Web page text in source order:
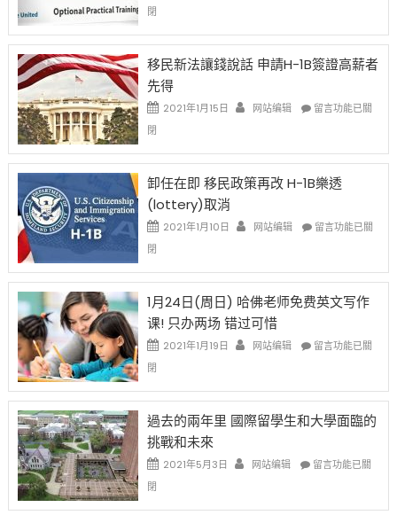
1B
證
資
設
後
在
對
開
中
閉
移民新法讓錢說話 申請H-1B簽證高薪者
先得
2021年1月15日 网站编辑
在
新
讓
說
請
1B
證
者
得〉
留言功能已關
閉
卸任在即 移民政策再改 H-1B樂透
(lottery)取消
2021年1月10日 网站编辑
在
在
移
政
改
1B
透
消〉
留言功能已關
閉
1月24日(周日) 哈佛老师免费英文写作
课! 只办两场 错过可惜
2021年1月19日 网站编辑
在
24
(周
哈
师
留言功能已關
閉
過去的兩年里 國際留學生和大學面臨的
挑戰和未來
2021年5月3日 网站编辑
在
的
留言功能已關
閉